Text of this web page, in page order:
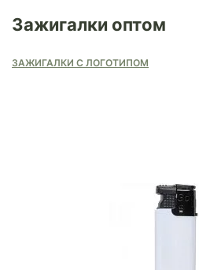
Зажигалки оптом
ЗАЖИГАЛКИ С ЛОГОТИПОМ